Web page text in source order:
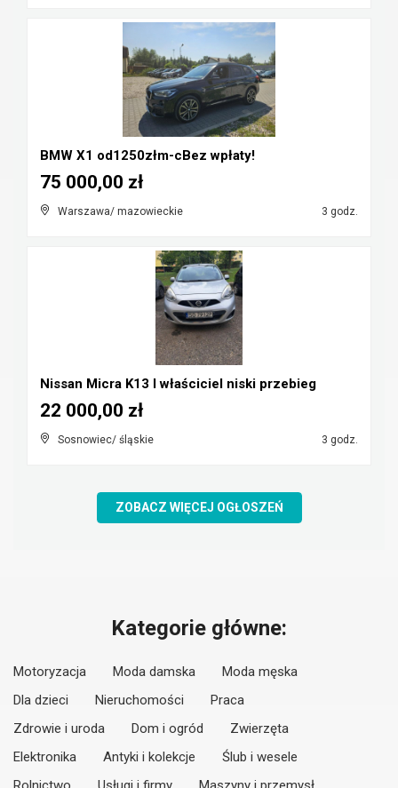
BMW X1 od1250złm-cBez wpłaty!
Warszawa/ mazowieckie 3 godz.
75 000,00 zł
Nissan Micra K13 I właściciel niski przebieg
Sosnowiec/ śląskie 3 godz.
22 000,00 zł
ZOBACZ WIĘCEJ OGŁOSZEŃ
Kategorie główne:
Motoryzacja Moda damska
Moda męska
Dla dzieci
Nieruchomości
Praca
Zdrowie i uroda
Dom i ogród
Zwierzęta
Elektronika
Antyki i kolekcje
Ślub i wesele